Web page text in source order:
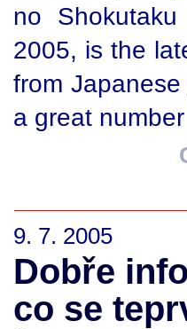
no
2005, is the
from
a great
9. 7. 2005
Dobře
co se